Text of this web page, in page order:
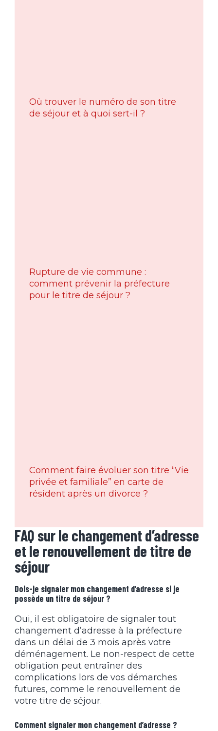
Où trouver le numéro de son titre
de séjour et à quoi sert-il ?
Rupture de vie commune :
comment prévenir la préfecture
pour le titre de séjour ?
Comment faire évoluer son titre “Vie
privée et familiale” en carte de
résident après un divorce ?
FAQ sur le changement d’adresse
et le renouvellement de titre de
séjour
Dois-je signaler mon changement d’adresse si je
possède un titre de séjour ?
Oui, il est obligatoire de signaler tout
changement d’adresse à la préfecture
dans un délai de 3 mois après votre
déménagement. Le non-respect de cette
obligation peut entraîner des
complications lors de vos démarches
futures, comme le renouvellement de
votre titre de séjour.
Comment signaler mon changement d’adresse ?